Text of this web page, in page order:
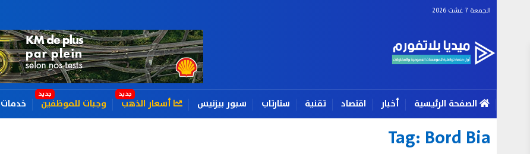
الجمعة 7 غشت 2026
الصفحة الرئيسية أخبار اقتصاد تقنية ستارتاب سبور بيزنيس أسعار الذهب وجبات للموظفين خدمات
Tag: Bord Bia